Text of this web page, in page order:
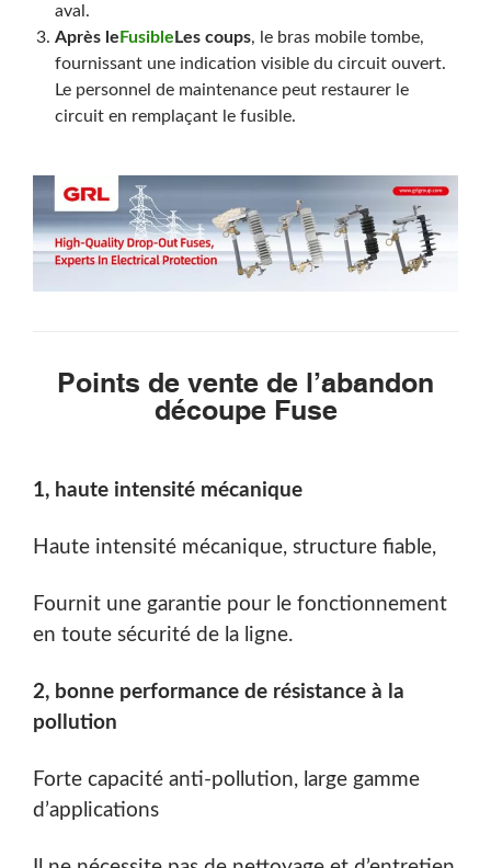
aval.
Après le Fusible Les coups, le bras mobile tombe,
fournissant une indication visible du circuit ouvert.
Le personnel de maintenance peut restaurer le
circuit en remplaçant le fusible.
Points de vente de l’abandon
découpe Fuse
1, haute intensité mécanique
Haute intensité mécanique, structure fiable,
Fournit une garantie pour le fonctionnement
en toute sécurité de la ligne.
2, bonne performance de résistance à la
pollution
Forte capacité anti-pollution, large gamme
d’applications